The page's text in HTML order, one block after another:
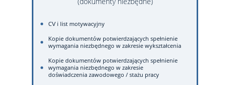
CV i list motywacyjny
Kopie dokumentów potwierdzających spełnienie
wymagania niezbędnego w zakresie wykształcenia
Kopie dokumentów potwierdzających spełnienie
wymagania niezbędnego w zakresie
doświadczenia zawodowego / stażu pracy